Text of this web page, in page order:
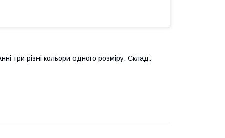
три різні кольори одного розміру. Склад: